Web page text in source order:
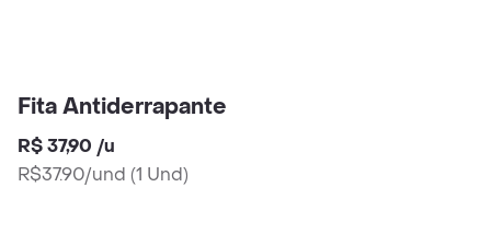
Fita Antiderrapante
R$ 37,90 /u
R$37.90/und (1 Und)